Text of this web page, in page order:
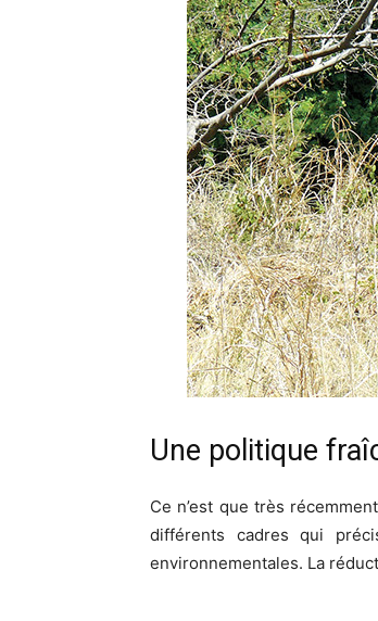
Une politique
Ce n’est que très
différents cadres qui
environnementales. La